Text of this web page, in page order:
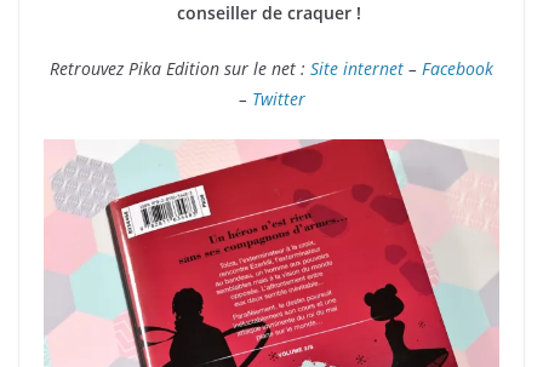
conseiller de craquer !
Retrouvez Pika Edition sur le net : Site internet – Facebook
– Twitter